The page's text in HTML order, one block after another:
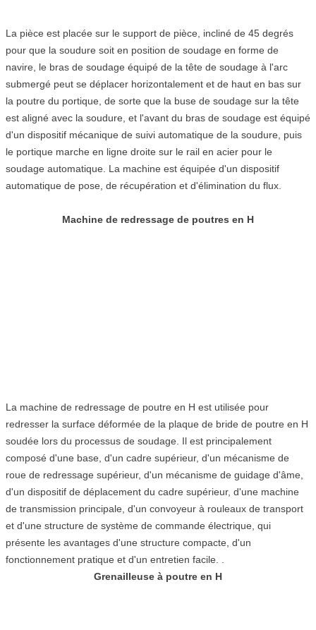
La pièce est placée sur le support de pièce, incliné de 45 degrés
pour que la soudure soit en position de soudage en forme de
navire, le bras de soudage équipé de la tête de soudage à l'arc
submergé peut se déplacer horizontalement et de haut en bas sur
la poutre du portique, de sorte que la buse de soudage sur la tête
est aligné avec la soudure, et l'avant du bras de soudage est équipé
d'un dispositif mécanique de suivi automatique de la soudure, puis
le portique marche en ligne droite sur le rail en acier pour le
soudage automatique. La machine est équipée d'un dispositif
automatique de pose, de récupération et d'élimination du flux.
Machine de redressage de poutres en H
La machine de redressage de poutre en H est utilisée pour
redresser la surface déformée de la plaque de bride de poutre en H
soudée lors du processus de soudage. Il est principalement
composé d'une base, d'un cadre supérieur, d'un mécanisme de
roue de redressage supérieur, d'un mécanisme de guidage d'âme,
d'un dispositif de déplacement du cadre supérieur, d'une machine
de transmission principale, d'un convoyeur à rouleaux de transport
et d'une structure de système de commande électrique, qui
présente les avantages d'une structure compacte, d'un
fonctionnement pratique et d'un entretien facile. .
Grenailleuse à poutre en H